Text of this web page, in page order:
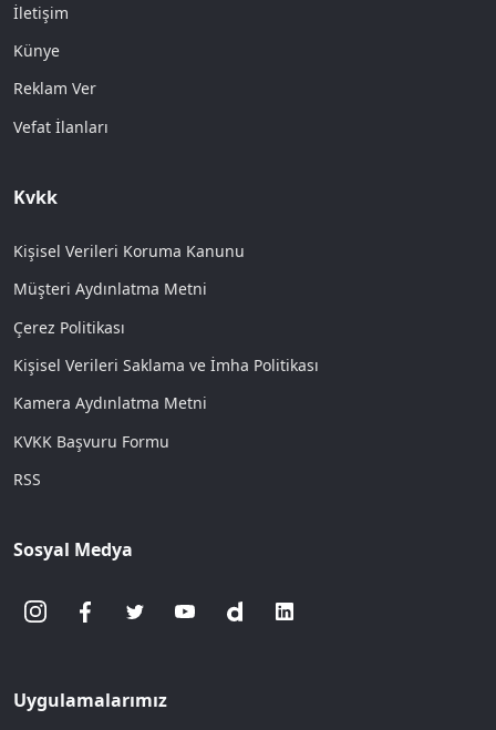
İletişim
Künye
Reklam Ver
Vefat İlanları
Kvkk
Kişisel Verileri Koruma Kanunu
Müşteri Aydınlatma Metni
Çerez Politikası
Kişisel Verileri Saklama ve İmha Politikası
Kamera Aydınlatma Metni
KVKK Başvuru Formu
RSS
Sosyal Medya
Uygulamalarımız